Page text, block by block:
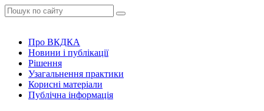
Про ВКДКА
Новини і публікації
Рішення
Узагальнення практики
Корисні матеріали
Публічна інформація